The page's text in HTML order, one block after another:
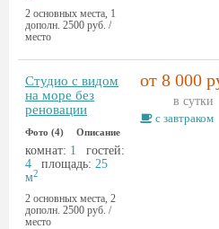
2 основных места, 1
дополн. 2500 руб. /
место
Студио с видом
на море без
реновации
Фото (4) Описание
комнат: 1
гостей:
4
площадь: 25
м2
2 основных места, 2
дополн. 2500 руб. /
место
от 8 000
в сутки
с завтраком